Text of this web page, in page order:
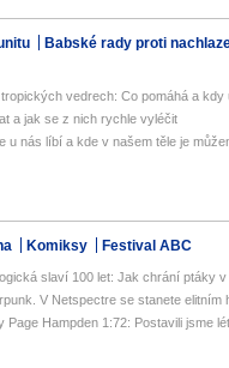
Babské rady proti
vedrech: Co pomáhá a kdy
a jak se z nich rychle vyléčit
u nás líbí a kde v našem těle je
Komiksy Festival ABC
slaví 100 let: Jak chrání ptáky v
V Netspectre se stanete elitním
Page Hampden 1:72: Postavili jsme